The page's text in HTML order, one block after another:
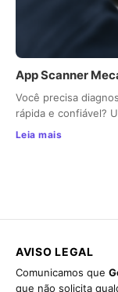
App Scanner
Você precisa
rápida e confiável?
Leia mais
AVISO LEGAL
Comunicamos que
que não solicita